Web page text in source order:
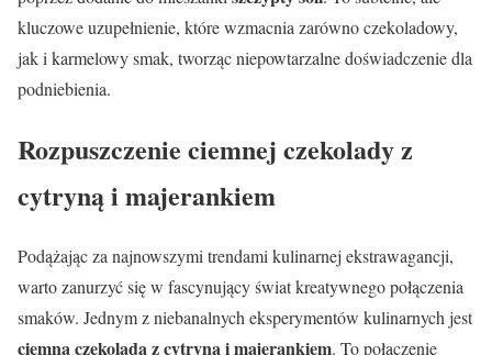
kluczowe uzupełnienie, które wzmacnia zarówno czekoladowy,
jak i karmelowy smak, tworząc niepowtarzalne doświadczenie dla
podniebienia.
Rozpuszczenie ciemnej czekolady z
cytryną i majerankiem
Podążając za najnowszymi trendami kulinarnej ekstrawagancji,
warto zanurzyć się w fascynujący świat kreatywnego połączenia
smaków. Jednym z niebanalnych eksperymentów kulinarnych jest
ciemna czekolada z cytryną i majerankiem. To połączenie